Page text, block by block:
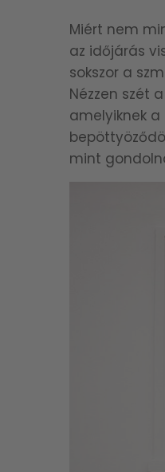
Miért nem
az időjárás
sokszor a
Nézzen szét
amelyiknek
mint